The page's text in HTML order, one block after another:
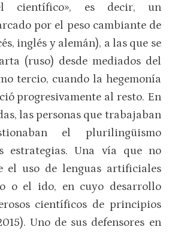
científico», es decir, un
por el peso cambiante de
inglés y alemán), a las que se
(ruso) desde mediados del
tercio, cuando la hegemonía
progresivamente al resto. En
las personas que trabajaban
el plurilingüismo
estrategias. Una vía que no
el uso de lenguas artificiales
o el ido, en cuyo desarrollo
científicos de principios
Uno de sus defensores en